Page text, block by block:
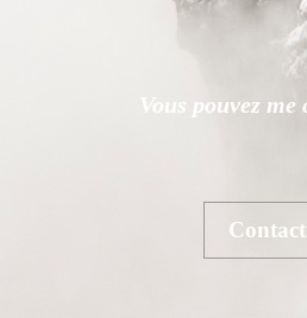
Vous pouvez
Contact